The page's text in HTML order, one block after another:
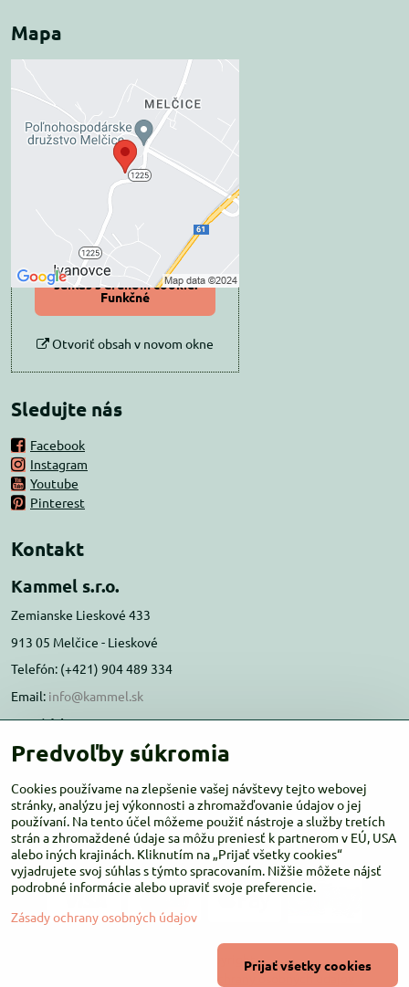
Mapa
Externý obsah je
blokovaný Voľbami
súkromia
Prajete si načítať externý obsah?
Povoliť tentokrát
Povoliť a zapamätať -
súhlas s druhom cookie:
Funkčné
Otvoriť obsah v novom okne
Sledujte nás
Facebook
Instagram
Youtube
Pinterest
Kontakt
Kammel s.r.o.
Zemianske Lieskové 433
913 05 Melčice - Lieskové
Telefón: (+421) 904 489 334
Email: info@kammel.sk
Prevádzka:
Administratívna budova PD Melčice
Otváracie hodiny:PO-ŠT 8:00 - 16:00
PIA-NE Zatvorené
Copyright
Zásady ochrany osobných údajov
Predvoľby súkromia
Cookies používame na zlepšenie vašej návštevy tejto webovej
stránky, analýzu jej výkonnosti a zhromažďovanie údajov o jej
používaní. Na tento účel môžeme použiť nástroje a služby tretích
strán a zhromaždené údaje sa môžu preniesť k partnerom v EÚ, USA
alebo iných krajinách. Kliknutím na „Prijať všetky cookies“
vyjadrujete svoj súhlas s týmto spracovaním. Nižšie môžete nájsť
podrobné informácie alebo upraviť svoje preferencie.
Zásady ochrany osobných údajov
Prijať všetky cookies